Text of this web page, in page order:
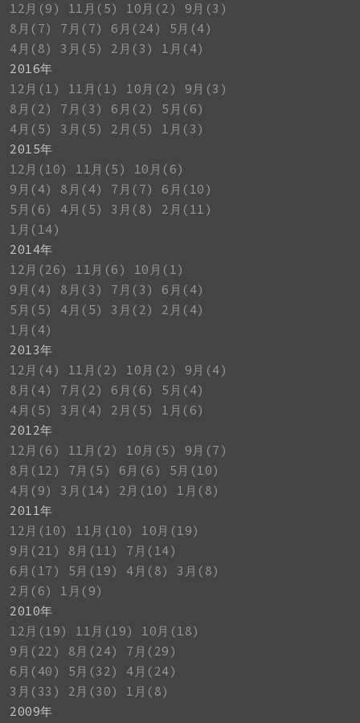
12月(9)
11月(5) 10月(2)
9月(3)
8月(7)
7月(7) 6月(24)
5月(4)
4月(8)
3月(5) 2月(3)
1月(4)
2016年
12月(1)
11月(1) 10月(2)
9月(3)
8月(2)
7月(3) 6月(2)
5月(6)
4月(5)
3月(5) 2月(5)
1月(3)
2015年
12月(10)
11月(5)
10月(6)
9月(4)
8月(4) 7月(7)
6月(10)
5月(6)
4月(5) 3月(8)
2月(11)
1月(14)
2014年
12月(26)
11月(6)
10月(1)
9月(4)
8月(3) 7月(3)
6月(4)
5月(5)
4月(5) 3月(2)
2月(4)
1月(4)
2013年
12月(4)
11月(2) 10月(2)
9月(4)
8月(4)
7月(2) 6月(6)
5月(4)
4月(5)
3月(4) 2月(5)
1月(6)
2012年
12月(6)
11月(2) 10月(5)
9月(7)
8月(12)
7月(5) 6月(6)
5月(10)
4月(9)
3月(14) 2月(10)
1月(8)
2011年
12月(10)
11月(10)
10月(19)
9月(21)
8月(11)
7月(14)
6月(17)
5月(19) 4月(8)
3月(8)
2月(6)
1月(9)
2010年
12月(19)
11月(19)
10月(18)
9月(22)
8月(24)
7月(29)
6月(40)
5月(32)
4月(24)
3月(33)
2月(30)
1月(8)
2009年